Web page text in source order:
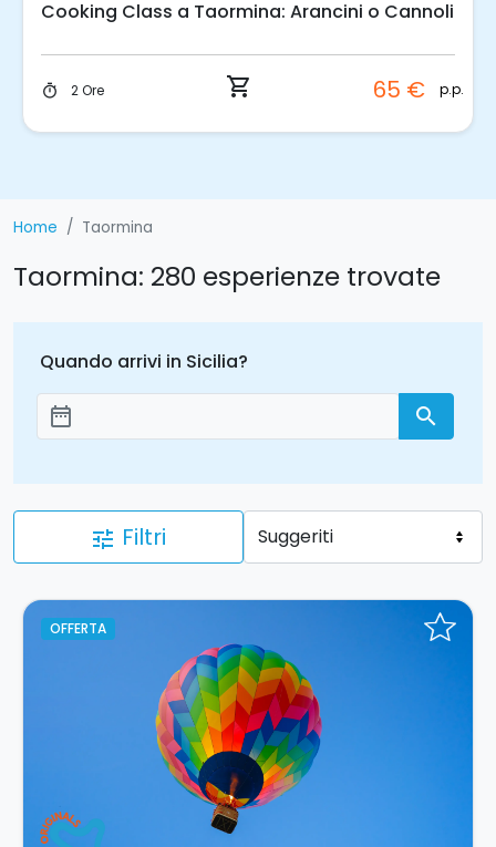
Cooking Class a Taormina: Arancini o Cannoli
timer 2 Ore shopping_cart 65 € p.p.
Home Taormina
Taormina: 280 esperienze trovate
Quando arrivi in Sicilia?
Aggiungi le date
date_range search
tune Filtri
OFFERTA